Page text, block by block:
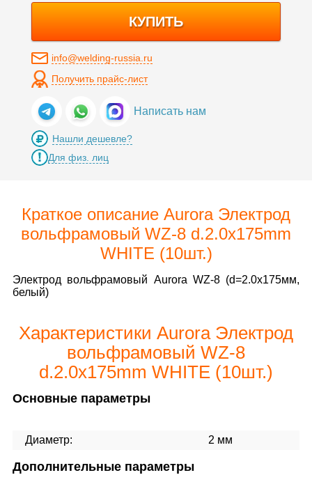
КУПИТЬ
info@welding-russia.ru
Получить прайс-лист
Написать нам
Нашли дешевле?
Для физ. лиц
Краткое описание Aurora Электрод
вольфрамовый WZ-8 d.2.0x175mm
WHITE (10шт.)
Электрод вольфрамовый Aurora WZ-8 (d=2.0x175мм,
белый)
Характеристики Aurora Электрод
вольфрамовый WZ-8
d.2.0x175mm WHITE (10шт.)
Основные параметры
Диаметр: 2 мм
Дополнительные параметры